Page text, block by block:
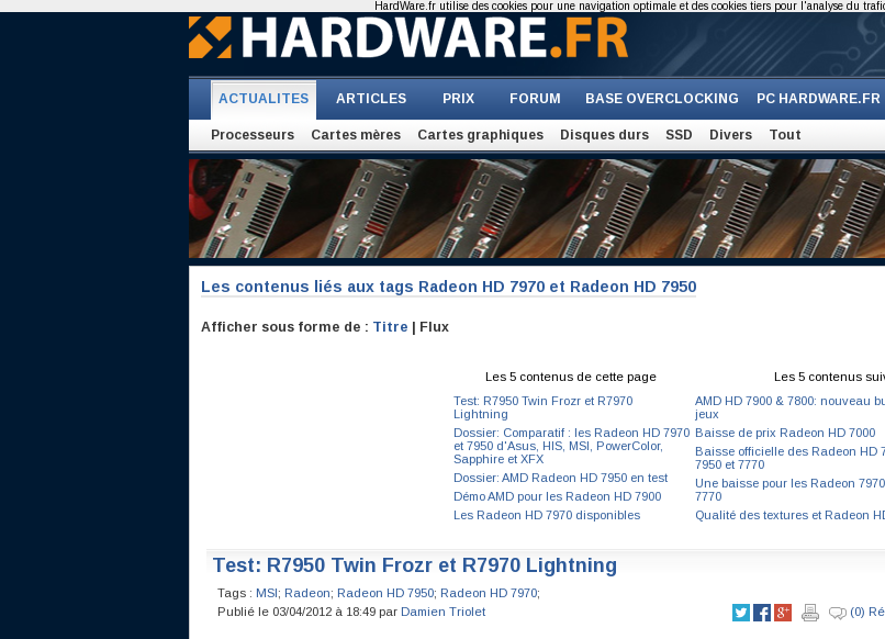
ACTUALITES ARTICLES PRIX FORUM BASE OVERCLOCKING PC HARDWARE.FR
Processeurs Cartes mères Cartes graphiques Disques durs SSD Divers Tout
Les contenus liés aux tags Radeon HD 7970 et Radeon HD 7950
Afficher sous forme de : Titre | Flux
Les 5 contenus de cette page
Test: R7950 Twin Frozr et R7970
Lightning
Dossier: Comparatif : les Radeon HD 7970
et 7950 d'Asus, HIS, MSI, PowerColor,
Sapphire et XFX
Dossier: AMD Radeon HD 7950 en test
Démo AMD pour les Radeon HD 7900
Les Radeon HD 7970 disponibles
Les 5 contenus
AMD HD 7900 & 7800: nouveau
jeux
Baisse de prix Radeon HD 7000
Baisse officielle des Radeon HD
7950 et 7770
Une baisse pour les Radeon
7770
Qualité des textures et Radeon
Test: R7950 Twin Frozr et R7970 Lightning
Tags : MSI; Radeon; Radeon HD 7950; Radeon HD 7970;
Publié le 03/04/2012 à 18:49 par Damien Triolet (0)
HardWare.fr utilise des cookies pour une navigation optimale et des cookies tiers pour l'analyse du